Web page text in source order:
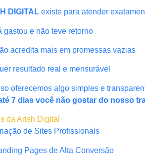
DIGITAL existe para atender
gastou e não teve retorno
acredita mais em promessas vazias
resultado real e mensurável
oferecemos algo simples e
7 dias você não gostar do nosso
da Arish Digital
de Sites Profissionais
Pages de Alta Conversão